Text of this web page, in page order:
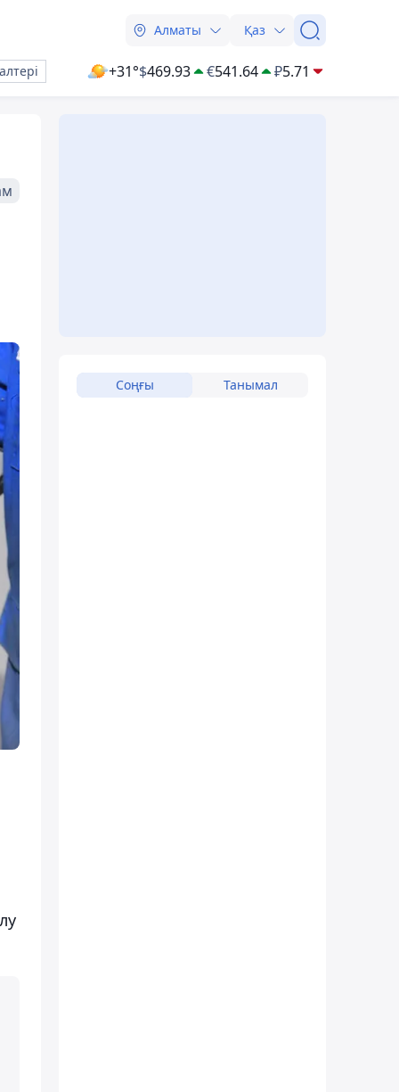
Алматы Қаз
+31°$469.93 €541.64 ₽5.71
Соңғы Танымал